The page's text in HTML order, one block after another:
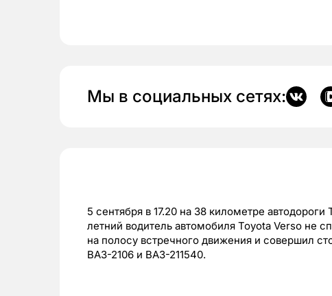
Мы в социальных сетях:
5 сентября в 17.20 на 38 километре
летний водитель автомобиля Toyota Verso не
на полосу встречного движения и совершил
ВАЗ-2106 и ВАЗ-211540.